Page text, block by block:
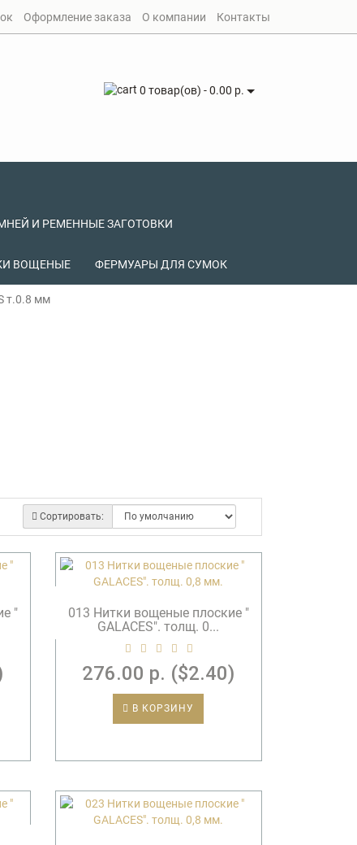
Оформление заказа О компании Контакты
0 товар(ов) - 0.00 р.
И РЕМЕННЫЕ ЗАГОТОВКИ
ВОЩЕНЫЕ ФЕРМУАРЫ ДЛЯ СУМОК
т.0.8 мм
Сортировать:
"
013 Нитки вощеные плоские "
GALACES". толщ. 0...
276.00 р. ($2.40)
В КОРЗИНУ